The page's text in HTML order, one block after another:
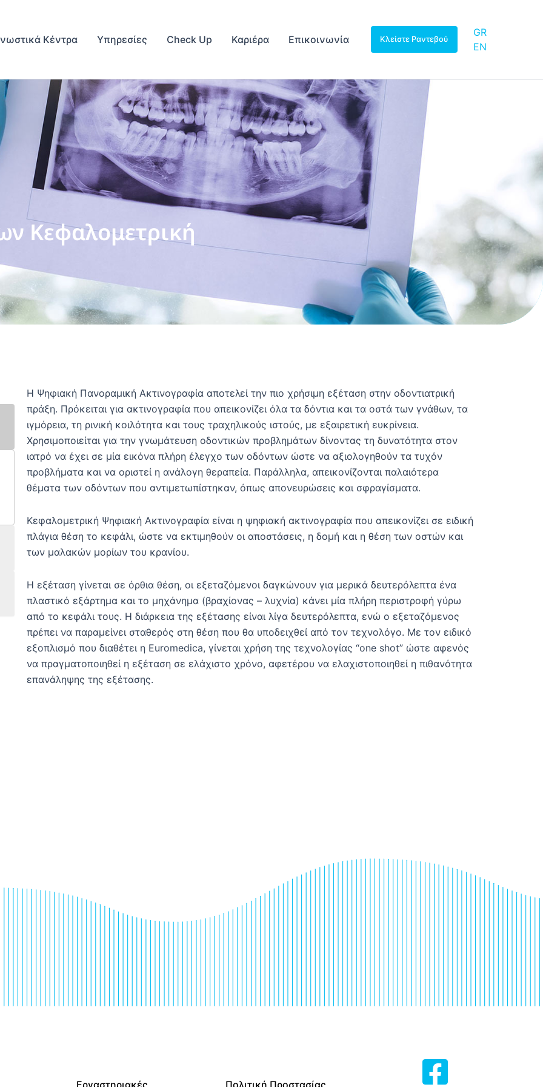
Κέντρα Υπηρεσίες Check Up Καριέρα Επικοινωνία Κλείστε Ραντεβού
GR
EN
Κεφαλομετρική
H Ψηφιακή Πανοραμική Ακτινογραφία αποτελεί την πιο χρήσιμη εξέταση στην οδοντιατρική
πράξη. Πρόκειται για ακτινογραφία που απεικονίζει όλα τα δόντια και τα οστά των γνάθων, τα
ιγμόρεια, τη ρινική κοιλότητα και τους τραχηλικούς ιστούς, με εξαιρετική ευκρίνεια.
Χρησιμοποιείται για την γνωμάτευση οδοντικών προβλημάτων δίνοντας τη δυνατότητα στον
ιατρό να έχει σε μία εικόνα πλήρη έλεγχο των οδόντων ώστε να αξιολογηθούν τα τυχόν
προβλήματα και να οριστεί η ανάλογη θεραπεία. Παράλληλα, απεικονίζονται παλαιότερα
θέματα των οδόντων που αντιμετωπίστηκαν, όπως απονευρώσεις και σφραγίσματα.
Κεφαλομετρική Ψηφιακή Ακτινογραφία είναι η ψηφιακή ακτινογραφία που απεικονίζει σε ειδική
πλάγια θέση το κεφάλι, ώστε να εκτιμηθούν οι αποστάσεις, η δομή και η θέση των οστών και
των μαλακών μορίων του κρανίου.
Η εξέταση γίνεται σε όρθια θέση, οι εξεταζόμενοι δαγκώνουν για μερικά δευτερόλεπτα ένα
πλαστικό εξάρτημα και το μηχάνημα (βραχίονας – λυχνία) κάνει μία πλήρη περιστροφή γύρω
από το κεφάλι τους. Η διάρκεια της εξέτασης είναι λίγα δευτερόλεπτα, ενώ ο εξεταζόμενος
πρέπει να παραμείνει σταθερός στη θέση που θα υποδειχθεί από τον τεχνολόγο. Με τον ειδικό
εξοπλισμό που διαθέτει η Euromedica, γίνεται χρήση της τεχνολογίας “one shot” ώστε αφενός
να πραγματοποιηθεί η εξέταση σε ελάχιστο χρόνο, αφετέρου να ελαχιστοποιηθεί η πιθανότητα
επανάληψης της εξέτασης.
Εργαστηριακές Πολιτική Προστασίας